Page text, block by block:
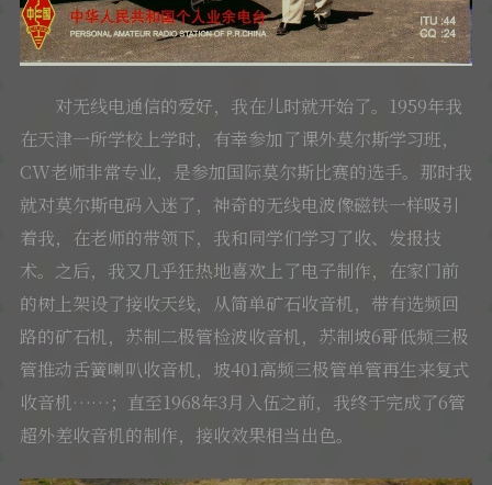
对无线电通信的爱好，我在儿时就开始了。1959年我
在天津一所学校上学时，有幸参加了课外莫尔斯学习班，
CW老师非常专业，是参加国际莫尔斯比赛的选手。那时我
就对莫尔斯电码入迷了，神奇的无线电波像磁铁一样吸引
着我，在老师的带领下，我和同学们学习了收、发报技
术。之后，我又几乎狂热地喜欢上了电子制作，在家门前
的树上架设了接收天线，从简单矿石收音机，带有选频回
路的矿石机，苏制二极管检波收音机，苏制坡6哥低频三极
管推动舌簧喇叭收音机，坡401高频三极管单管再生来复式
收音机……；直至1968年3月入伍之前，我终于完成了6管
超外差收音机的制作，接收效果相当出色。